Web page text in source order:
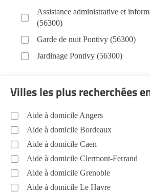
Assistance administrative et
(56300)
Garde de nuit Pontivy (56300)
Jardinage Pontivy (56300)
Entretien du cadre de vie, ménage,
du linge Pontivy (56300)
Portage de repas Pontivy (56300)
Sorties (promenades, rendez-vous
Pontivy (56300)
Promenade animaux de
Voir toutes les aides à domicile à Pontivy
Villes les plus recherchées
Aide à domicile Angers
Aide à domicile Bordeaux
Aide à domicile Caen
Aide à domicile Clermont-Ferrand
Aide à domicile Grenoble
Aide à domicile Le Havre